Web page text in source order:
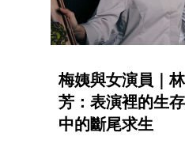
梅姨與女演員｜
芳：表演裡的生
中的斷尾求生